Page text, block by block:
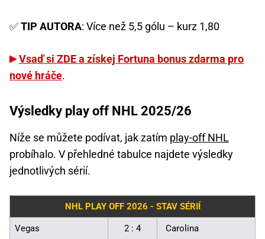
✅TIP AUTORA: Více než 5,5 gólu – kurz 1,80
Vsaď si ZDE a získej Fortuna bonus zdarma pro
nové hráče.
Výsledky play off NHL 2025/26
Níže se můžete podívat, jak zatím play-off NHL
probíhalo. V přehledné tabulce najdete výsledky
jednotlivých sérií.
NHL PLAY OFF 2026 - STAV SÉRIÍ
Vegas 2 : 4 Carolina